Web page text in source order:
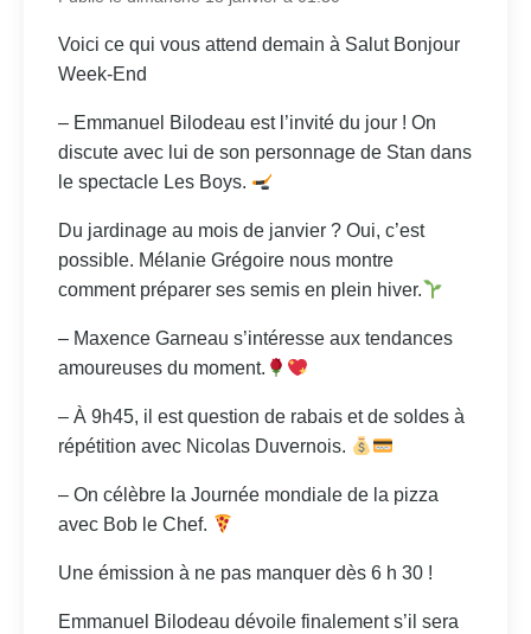
Voici ce qui vous attend demain à Salut Bonjour
Week-End
– Emmanuel Bilodeau est l’invité du jour ! On
discute avec lui de son personnage de Stan dans
le spectacle Les Boys.
Du jardinage au mois de janvier ? Oui, c’est
possible. Mélanie Grégoire nous montre
comment préparer ses semis en plein hiver.
– Maxence Garneau s’intéresse aux tendances
amoureuses du moment.
– À 9h45, il est question de rabais et de soldes à
répétition avec Nicolas Duvernois.
– On célèbre la Journée mondiale de la pizza
avec Bob le Chef.
Une émission à ne pas manquer dès 6 h 30 !
Emmanuel Bilodeau dévoile finalement s’il sera